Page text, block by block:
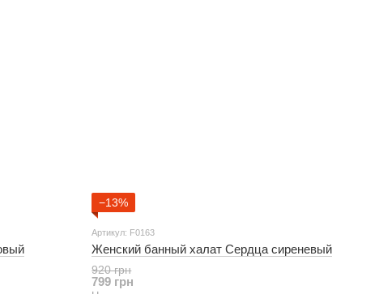
−13%
Артикул: F0163
Женский банный халат Сердца сиреневый
920 грн
799 грн